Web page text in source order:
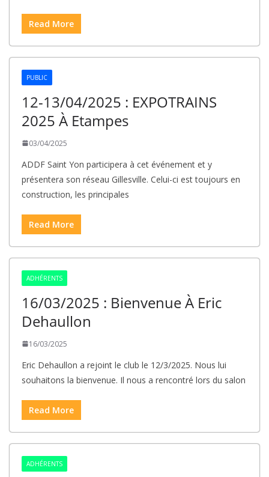
Read More
PUBLIC
12-13/04/2025 : EXPOTRAINS
2025 À Etampes
03/04/2025
ADDF Saint Yon participera à cet événement et y
présentera son réseau Gillesville. Celui-ci est toujours en
construction, les principales
Read More
ADHÉRENTS
16/03/2025 : Bienvenue À Eric
Dehaullon
16/03/2025
Eric Dehaullon a rejoint le club le 12/3/2025. Nous lui
souhaitons la bienvenue. Il nous a rencontré lors du salon
Read More
ADHÉRENTS